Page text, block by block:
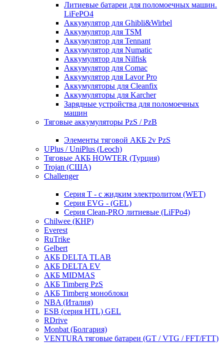
Литиевые батареи для поломоечных машин.
LiFePO4
Аккумулятор для Ghibli&Wirbel
Аккумулятор для TSM
Аккумулятор для Tennant
Аккумулятор для Numatic
Аккумулятор для Nilfisk
Аккумулятор для Comac
Аккумулятор для Lavor Pro
Аккумуляторы для Cleanfix
Аккумуляторы для Karcher
Зарядные устройства для поломоечных
машин
Тяговые аккумуляторы PzS / PzB
Элементы тяговой АКБ 2v PzS
UPlus / UniPlus (Leoch)
Тяговые АКБ HOWTER (Турция)
Trojan (США)
Challenger
Серия T - с жидким электролитом (WET)
Серия EVG - (GEL)
Серия Clean-PRO литиевые (LiFPo4)
Chilwee (КНР)
Everest
RuTrike
Gelbert
АКБ DELTA TLAB
АКБ DELTA EV
АКБ MIDMAS
АКБ Timberg PzS
АКБ Timberg моноблоки
NBA (Италия)
ESB (серия HTL) GEL
RDrive
Monbat (Болгария)
VENTURA тяговые батареи (GT / VTG / FFT/FTT)